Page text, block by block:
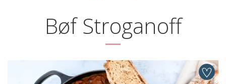
Bøf Stroganoff